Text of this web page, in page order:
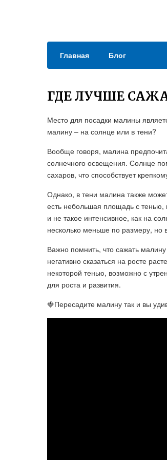
Главная Блог
ГДЕ ЛУЧШЕ
Место для посадки малины
малину – на солнце или в тени?
Вообще говоря, малина
солнечного освещения. Солнце
сахаров, что способствует
Однако, в тени малина также
есть небольшая площадь с тенью,
и не такое интенсивное, как на
несколько меньше по размеру, но
Важно помнить, что сажать
негативно сказаться на росте
некоторой тенью, возможно с
для роста и развития.
🍓Пересадите малину так и вы